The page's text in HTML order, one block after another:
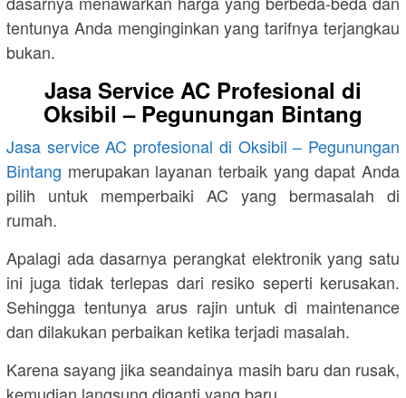
tentunya Anda menginginkan yang tarifnya terjangkau
bukan.
Jasa Service AC Profesional di
Oksibil – Pegunungan Bintang
Jasa service AC profesional di Oksibil – Pegunungan
Bintang merupakan layanan terbaik yang dapat Anda
pilih untuk memperbaiki AC yang bermasalah di
rumah.
Apalagi ada dasarnya perangkat elektronik yang satu
ini juga tidak terlepas dari resiko seperti kerusakan.
Sehingga tentunya arus rajin untuk di maintenance
dan dilakukan perbaikan ketika terjadi masalah.
Karena sayang jika seandainya masih baru dan rusak,